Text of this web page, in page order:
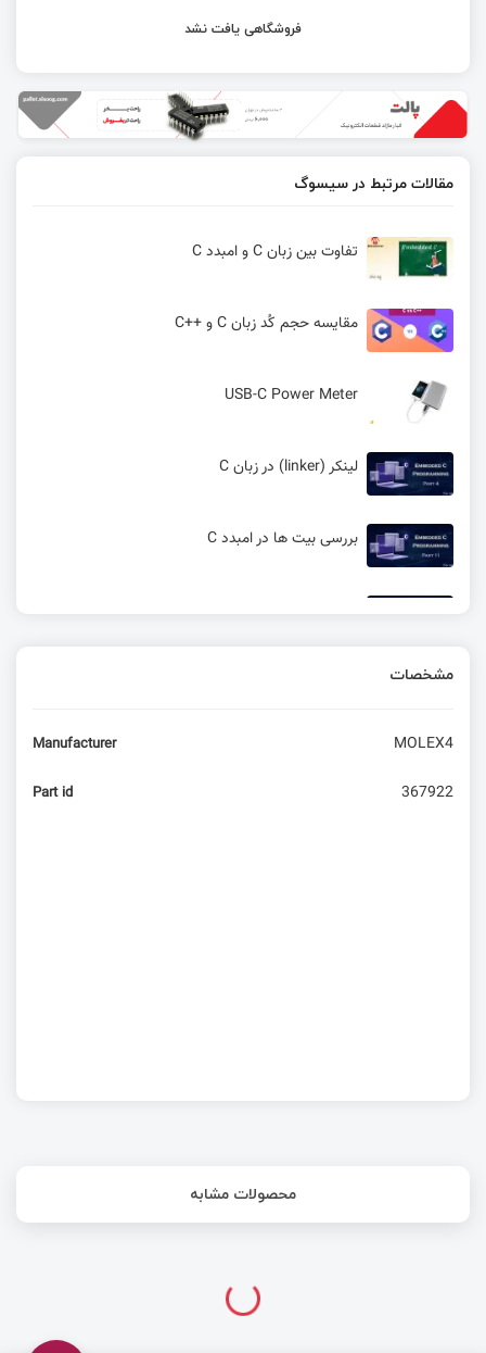
فروشگاهی یافت نشد
مقالات مرتبط در سیسوگ
تفاوت بین زبان C و امبدد C
مقایسه حجم کُد زبان C و ++C
USB-C Power Meter
لینکر (linker) در زبان C
بررسی بیت ها در امبدد C
مسابقه سوم: استخراج داده از رشته ها در زبان C
مشخصات
Manufacturer MOLEX4
Part id 367922
محصولات مشابه